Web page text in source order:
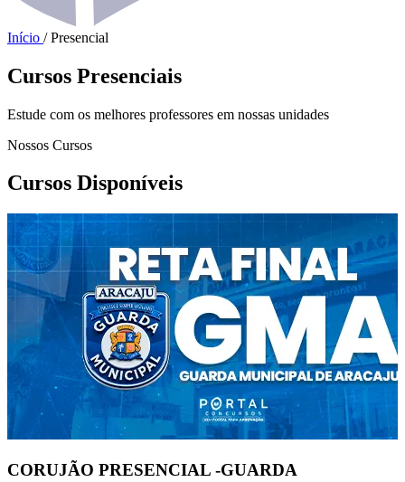
Início / Presencial
Cursos Presenciais
Estude com os melhores professores em nossas unidades
Nossos Cursos
Cursos Disponíveis
CORUJÃO PRESENCIAL -GUARDA